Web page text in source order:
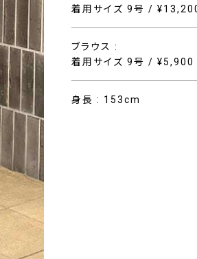
着用サイズ 9号 / ¥13,200
ブラウス :
着用サイズ 9号 / ¥5,900（
身長 : 153cm